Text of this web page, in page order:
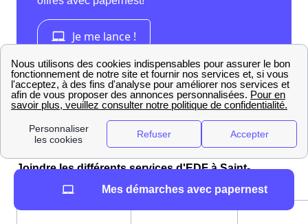
Saint-Sauveur-En-Puisaye : infos Gaz/Electricité
Joindre les différents services d'EDF à Saint-
Sauveur-En-PuisayeMes démarches avec papernest